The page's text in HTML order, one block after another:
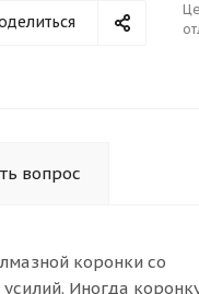
вопрос
коронки со
Иногда